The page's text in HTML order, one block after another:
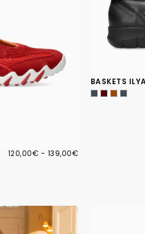
120,00€
PRIX
120,00€ - PRIX
139,00€
BASKETS